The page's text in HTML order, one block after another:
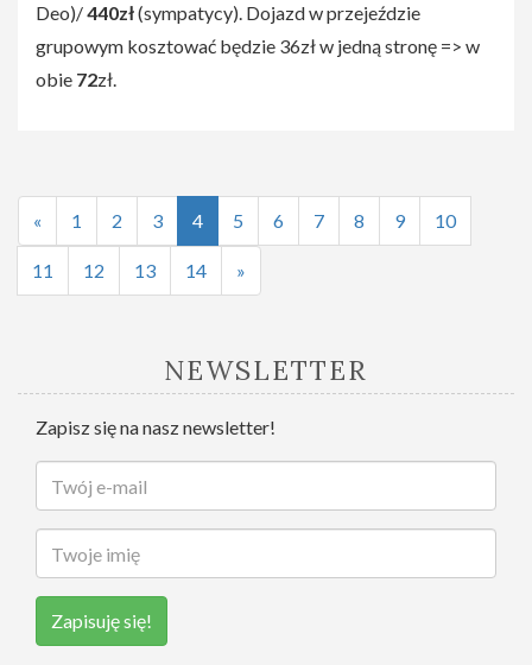
Deo)/440zł(sympatycy). Dojazd w przejeździe
grupowym kosztować będzie 36zł w jedną stronę => w
obie 72zł.
« 1 2 3 4 5 6 7 8 9 10
11 12 13 14 »
NEWSLETTER
Zapisz się na nasz newsletter!
Zapisuję się!